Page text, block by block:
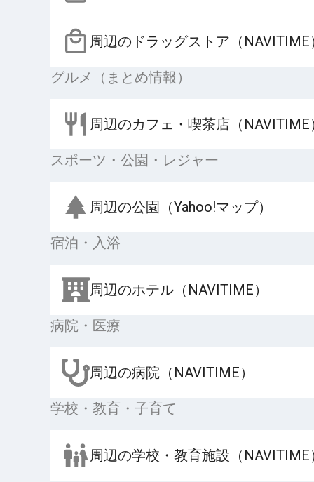
周辺のドラッグストア（NAVITIME
グルメ（まとめ情報）
周辺のカフェ・喫茶店（NAVITIME
スポーツ・公園・レジャー
周辺の公園（Yahoo!マップ）
宿泊・入浴
周辺のホテル（NAVITIME）
病院・医療
周辺の病院（NAVITIME）
学校・教育・子育て
周辺の学校・教育施設（NAVITIME